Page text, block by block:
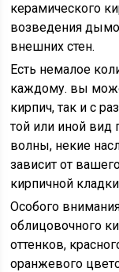
керамического
возведения
внешних стен.
Есть немалое
каждому. вы
кирпич, так и с
той или иной вид
волны, некие
зависит от
кирпичной
Особого
облицовочного
оттенков,
оранжевого